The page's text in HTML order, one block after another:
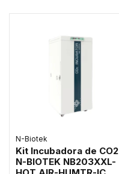
N-Biotek
Kit Incubadora de CO2
N-BIOTEK NB203XXL-